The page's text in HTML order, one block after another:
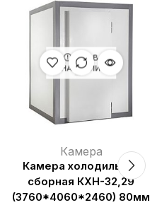
НЕТ В
НАЛИЧИИ
Камера
Камера холодильная
сборная КХН-32,29
(3760*4060*2460) 80мм